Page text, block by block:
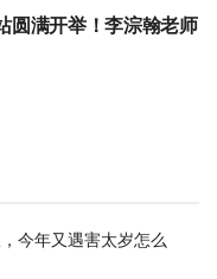
圆满开举！李淙翰老师
今年又遇害太岁怎么